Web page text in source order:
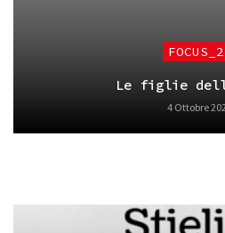
FOCUS_2
Le figlie
4 Ottobre